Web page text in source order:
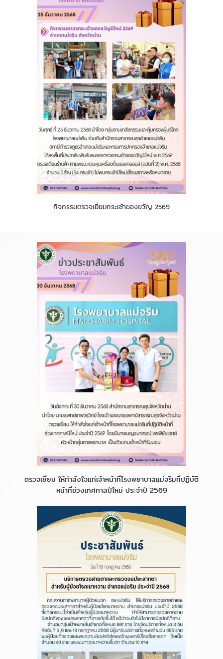
กิจกรรมตรวจเยี่ยมกระเช้าของขวัญ 2569
ตรวจเยี่ยม ให้กำลังใจแก่เจ้าหน้าที่โรงพยาบาลแม่จริมที่ปฏิบัติ
หน้าที่ช่วงเทศกาลปีใหม่ ประจำปี 2569